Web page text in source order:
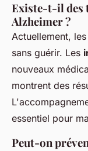
Existe-t-il des
Alzheimer ?
Actuellement,
sans guérir. Les
nouveaux
montrent des
essentiel pour
Peut-on